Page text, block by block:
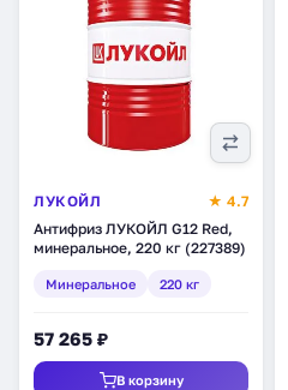
ЛУКОЙЛ
★ 4.7
Антифриз ЛУКОЙЛ G12 Red,
минеральное, 220 кг (227389)
Минеральное 220 кг
57 265 ₽
В корзину